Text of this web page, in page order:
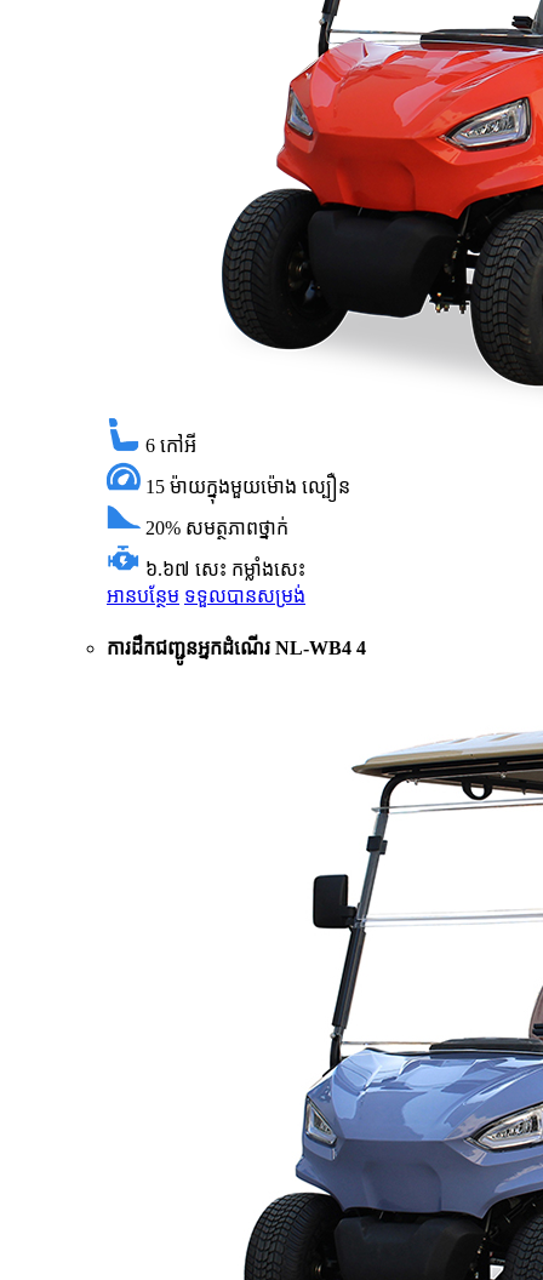
6 កៅអី
15 ម៉ាយក្នុងមួយម៉ោង ល្បឿន
20% សមត្ថភាពថ្នាក់
៦.៦៧ សេះ កម្លាំងសេះ
អានបន្ថែម ទទួលបានសម្រង់
ការដឹកជញ្ជូនអ្នកដំណើរ NL-WB4 4